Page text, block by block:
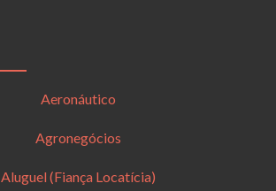
Aeronáutico
Agronegócios
Aluguel (Fiança Locatícia)